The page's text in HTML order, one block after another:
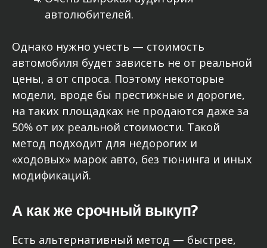
автолюбителей.
Однако нужно учесть — стоимость
автомобиля будет зависеть не от реальной
цены, а от спроса. Поэтому некоторые
модели, вроде бы престижные и дорогие,
на таких площадках не продаются даже за
50% от их реальной стоимости. Такой
метод подходит для недорогих и
«ходовых» марок авто, без тюнинга и иных
модификаций.
А как же срочный выкуп?
Есть альтернативный метод — быстрее,